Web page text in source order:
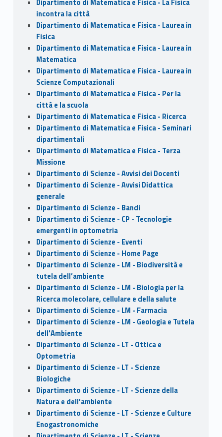
Dipartimento di Matematica e Fisica - La Fisica
incontra la città
Dipartimento di Matematica e Fisica - Laurea in
Fisica
Dipartimento di Matematica e Fisica - Laurea in
Matematica
Dipartimento di Matematica e Fisica - Laurea in
Scienze Computazionali
Dipartimento di Matematica e Fisica - Per la
città e la scuola
Dipartimento di Matematica e Fisica - Ricerca
Dipartimento di Matematica e Fisica - Seminari
dipartimentali
Dipartimento di Matematica e Fisica - Terza
Missione
Dipartimento di Scienze - Avvisi dei Docenti
Dipartimento di Scienze - Avvisi Didattica
generale
Dipartimento di Scienze - Bandi
Dipartimento di Scienze - CP - Tecnologie
emergenti in optometria
Dipartimento di Scienze - Eventi
Dipartimento di Scienze - Home Page
Dipartimento di Scienze - LM - Biodiversità e
tutela dell’ambiente
Dipartimento di Scienze - LM - Biologia per la
Ricerca molecolare, cellulare e della salute
Dipartimento di Scienze - LM - Farmacia
Dipartimento di Scienze - LM - Geologia e Tutela
dell'Ambiente
Dipartimento di Scienze - LT - Ottica e
Optometria
Dipartimento di Scienze - LT - Scienze
Biologiche
Dipartimento di Scienze - LT - Scienze della
Natura e dell’ambiente
Dipartimento di Scienze - LT - Scienze e Culture
Enogastronomiche